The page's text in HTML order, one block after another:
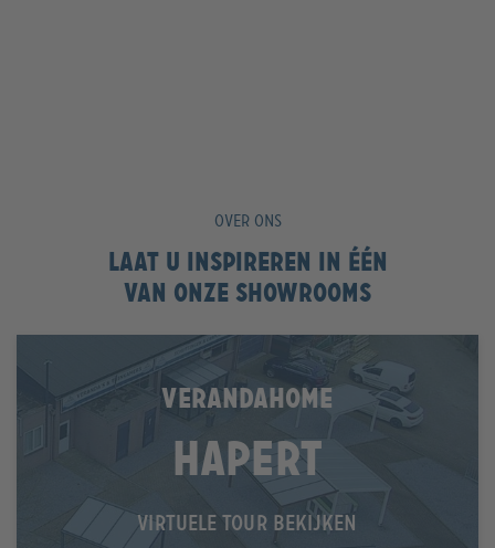
OVER ONS
Laat u inspireren in één
van onze showrooms
VERANDAHOME
Hapert
VIRTUELE TOUR BEKIJKEN